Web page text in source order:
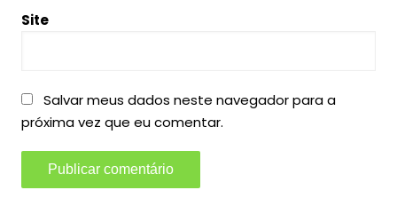
Site
Salvar meus dados neste navegador para a
próxima vez que eu comentar.